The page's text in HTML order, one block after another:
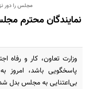
مجلس را دور
نمایندگان محترم
وزارت تعاون، کار و
پاسخگویی باشد، امروز
بی‌اعتنایی به مجلس بدل